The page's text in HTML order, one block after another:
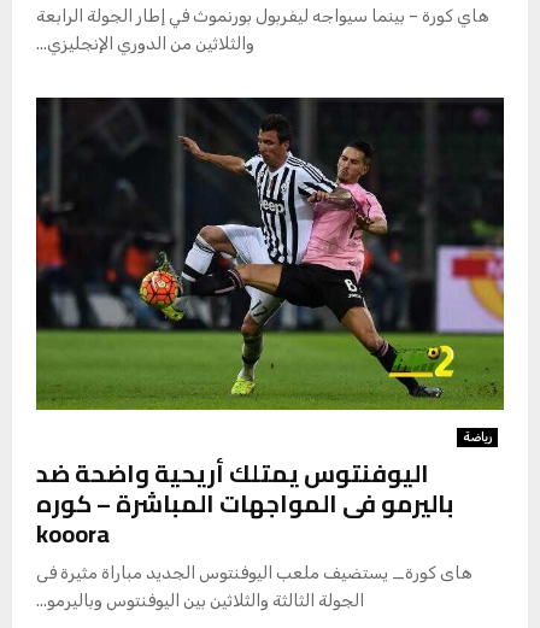
هاي كورة – بينما سيواجه ليفربول بورنموث في إطار الجولة الرابعة
والثلاثين من الدوري الإنجليزي...
رياضة
اليوفنتوس يمتلك أريحية واضحة ضد
باليرمو فى المواجهات المباشرة – كوره
kooora
هاى كورة_ يستضيف ملعب اليوفنتوس الجديد مباراة مثيرة فى
الجولة الثالثة والثلاثين بين اليوفنتوس وباليرمو...